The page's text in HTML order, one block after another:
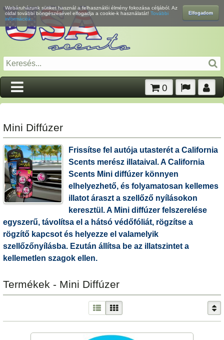
Elfogadom
Webáruházunk sütiket használ a felhasználói élmény fokozása céljából. Az
oldal további böngészésével elfogadja a cookie-k használatát! További
információk...
0
Mini Diffúzer
Frissítse fel autója utasterét a California
Scents merész illataival. A California
Scents Mini diffúzer könnyen
elhelyezhető, és folyamatosan kellemes
illatot áraszt a szellőző nyílásokon
keresztül. A Mini diffúzer felszerelése
egyszerű, távolítsa el a hátsó védőfóliát, rögzítse a
rögzítő kapcsot és helyezze el valamelyik
szellőzőnyílásba. Ezután állítsa be az illatszintet a
kellemetlen szagok ellen.
Termékek - Mini Diffúzer